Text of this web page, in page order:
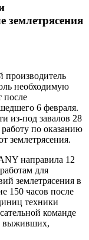
землетрясения
необходимую
после
6 февраля.
из-под завалов 28
по оказанию
землетрясения.
направила 12
для
землетрясения в
150 часов после
техники
команде
выживших,